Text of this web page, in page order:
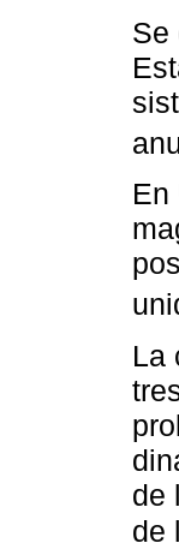
Se
En
La
de
de